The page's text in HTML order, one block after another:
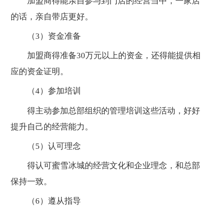
的话，亲自带店更好。
（3）资金准备
加盟商得准备30万元以上的资金，还得能提供相
应的资金证明。
（4）参加培训
得主动参加总部组织的管理培训这些活动，好好
提升自己的经营能力。
（5）认可理念
得认可蜜雪冰城的经营文化和企业理念，和总部
保持一致。
（6）遵从指导